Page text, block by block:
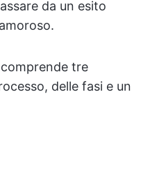
da un esito
comprende tre
delle fasi e un